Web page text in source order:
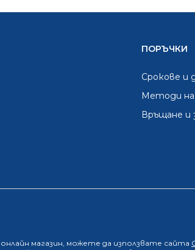
ПОРЪЧКИ
Срокове и
Методи на
Връщане и
онлайн магазин, можете да използвате сайта